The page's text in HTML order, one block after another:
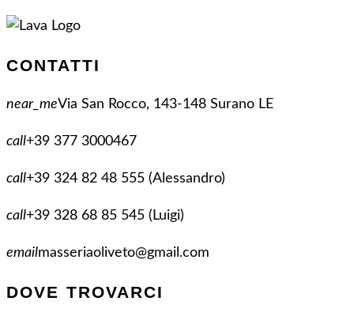
CONTATTI
near_meVia San Rocco, 143-148 Surano LE
call+39 377 3000467
call+39 324 82 48 555 (Alessandro)
call+39 328 68 85 545 (Luigi)
emailmasseriaoliveto@gmail.com
DOVE TROVARCI